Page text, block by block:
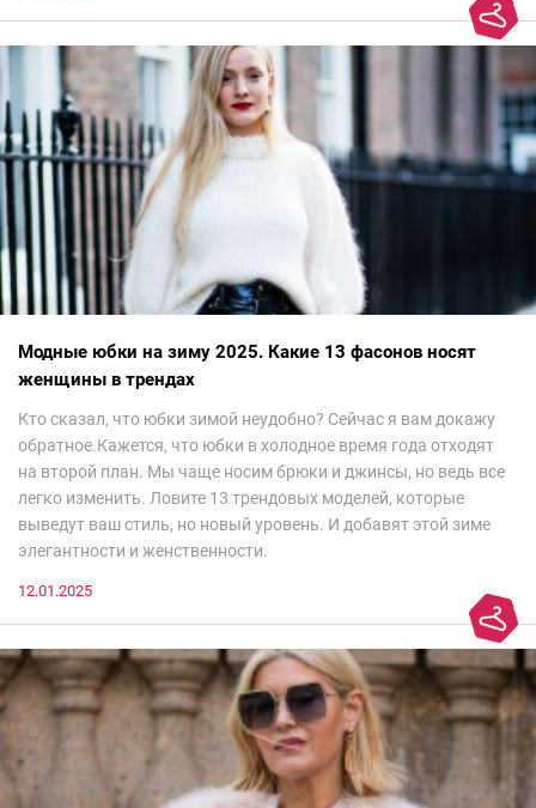
Модные юбки на зиму 2025. Какие 13 фасонов носят
женщины в трендах
Кто сказал, что юбки зимой неудобно? Сейчас я вам докажу
обратное.Кажется, что юбки в холодное время года отходят
на второй план. Мы чаще носим брюки и джинсы, но ведь все
легко изменить. Ловите 13 трендовых моделей, которые
выведут ваш стиль, но новый уровень. И добавят этой зиме
элегантности и женственности.
12.01.2025